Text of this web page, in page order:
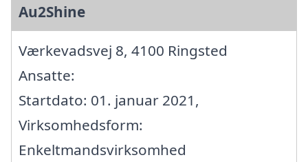
Au2Shine
Værkevadsvej 8, 4100 Ringsted
Ansatte:
Startdato: 01. januar 2021,
Virksomhedsform:
Enkeltmandsvirksomhed